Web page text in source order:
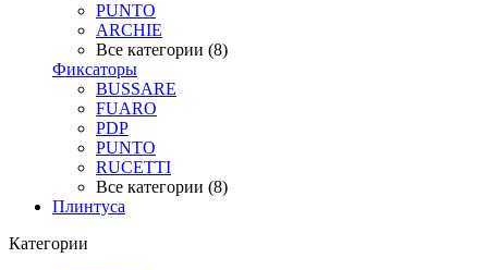
PUNTO
ARCHIE
Все категории (8)
Фиксаторы
BUSSARE
FUARO
PDP
PUNTO
RUCETTI
Все категории (8)
Плинтуса
Категории